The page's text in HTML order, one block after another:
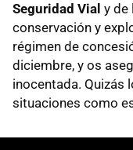
Seguridad Vial y de
conservación y
régimen de
diciembre, y os
inocentada. Quizás
situaciones como